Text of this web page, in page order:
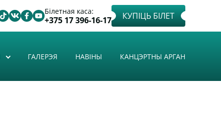
Білетная каса:
+375 17 396-16-17 КУПІЦЬ БІЛЕТ
ГАЛЕРЭЯ НАВІНЫ КАНЦЭРТНЫ АРГАН